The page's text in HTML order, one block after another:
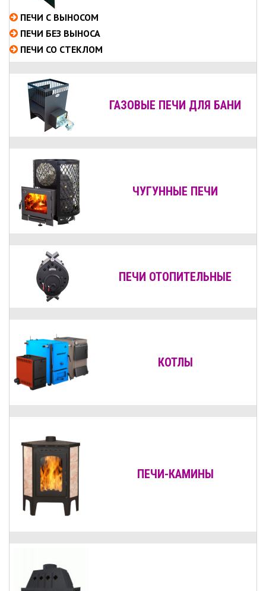
ПЕЧИ С ВЫНОСОМ
ПЕЧИ БЕЗ ВЫНОСА
ПЕЧИ СО СТЕКЛОМ
ГАЗОВЫЕ ПЕЧИ ДЛЯ БАНИ
ЧУГУННЫЕ ПЕЧИ
ПЕЧИ ОТОПИТЕЛЬНЫЕ
КОТЛЫ
ПЕЧИ-КАМИНЫ